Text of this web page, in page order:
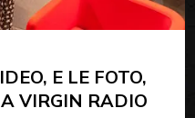
E LE FOTO,
VIRGIN RADIO